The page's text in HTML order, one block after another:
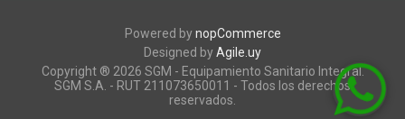
Powered bynopCommerce
Designed byAgile.uy
Copyright ® 2026 SGM - Equipamiento Sanitario Integral.
SGM S.A. - RUT 211073650011 - Todos los derechos
reservados.